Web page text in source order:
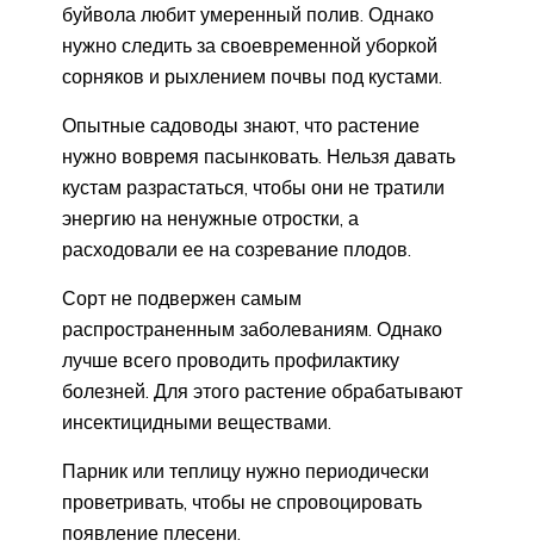
буйвола любит умеренный полив. Однако
нужно следить за своевременной уборкой
сорняков и рыхлением почвы под кустами.
Опытные садоводы знают, что растение
нужно вовремя пасынковать. Нельзя давать
кустам разрастаться, чтобы они не тратили
энергию на ненужные отростки, а
расходовали ее на созревание плодов.
Сорт не подвержен самым
распространенным заболеваниям. Однако
лучше всего проводить профилактику
болезней. Для этого растение обрабатывают
инсектицидными веществами.
Парник или теплицу нужно периодически
проветривать, чтобы не спровоцировать
появление плесени.